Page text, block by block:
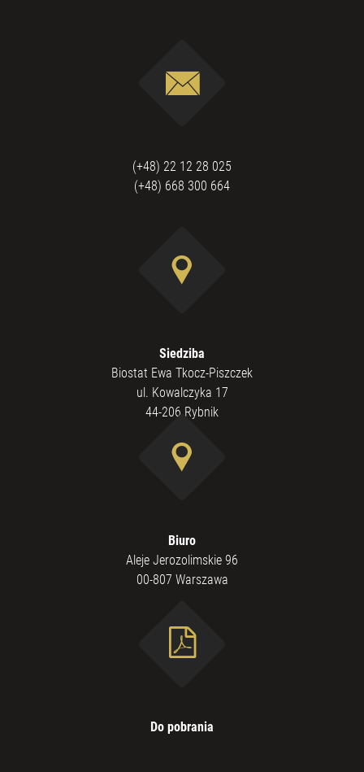
(+48) 22 12 28 025
(+48) 668 300 664
Siedziba
Biostat Ewa Tkocz-Piszczek
ul. Kowalczyka 17
44-206 Rybnik
Biuro
Aleje Jerozolimskie 96
00-807 Warszawa
Do pobrania